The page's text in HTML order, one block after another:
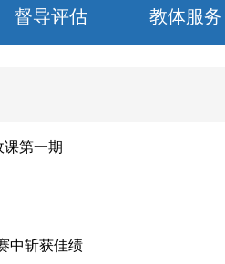
督导评估 教体服务
第一期
中斩获佳绩